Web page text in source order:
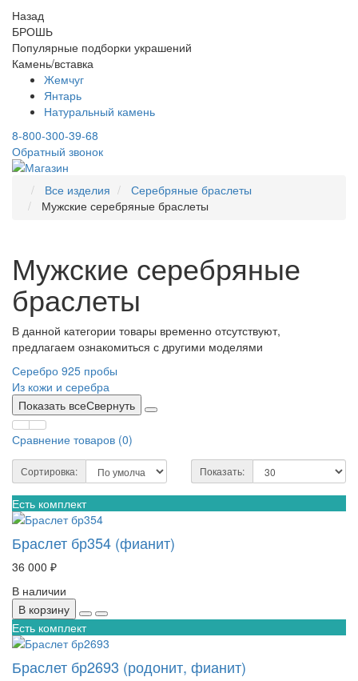
Назад
БРОШЬ
Популярные подборки украшений
Камень/вставка
Жемчуг
Янтарь
Натуральный камень
8-800-300-39-68
Обратный звонок
Все изделия
Серебряные браслеты
Мужские серебряные браслеты
Мужские серебряные
браслеты
В данной категории товары временно отсутствуют,
предлагаем ознакомиться с другими моделями
Серебро 925 пробы
Из кожи и серебра
Показать всеСвернуть
Сравнение товаров (0)
Сортировка: Показать:
Есть комплект
Браслет бр354 (фианит)
36 000 ₽
В наличии
В корзину
Есть комплект
Браслет бр2693 (родонит, фианит)